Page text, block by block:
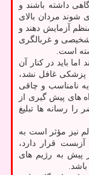
۳۰ سال باید آگاهی داشته باشند و
شوند مردان بالای
آزمایش دهند و
و غربالگری
است.
باید در کنار آن
پزشکی غافل نشد،
نامناسب و چاقی
های پیش گیری از
رسانه ها تبلیغ
نیز مؤثر است به
قرار دارد،
پیش به رژیم های